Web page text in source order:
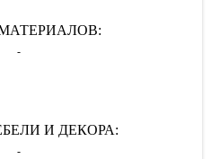
-
И ДЕКОРА:
-